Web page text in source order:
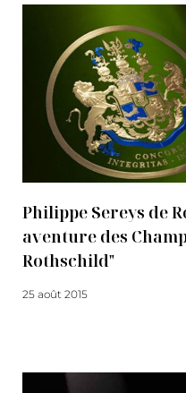
Philippe Sereys de
aventure des
Rothschild"
25 août 2015